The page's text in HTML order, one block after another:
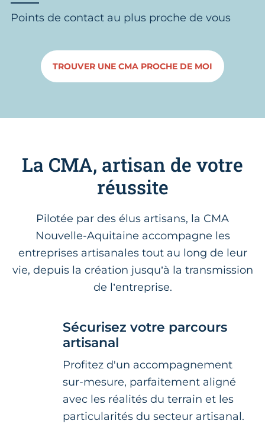
Points de contact au plus proche de vous
TROUVER UNE CMA PROCHE DE MOI
La CMA, artisan de votre
réussite
Pilotée par des élus artisans, la CMA
Nouvelle-Aquitaine accompagne les
entreprises artisanales tout au long de leur
vie, depuis la création jusqu’à la transmission
de l’entreprise.
Sécurisez votre parcours
artisanal
Profitez d'un accompagnement
sur-mesure, parfaitement aligné
avec les réalités du terrain et les
particularités du secteur artisanal.